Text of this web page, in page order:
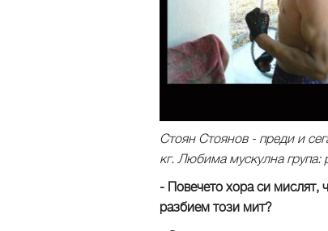
Стоян Стоянов - преди и
кг. Любима мускулна група:
- Повечето хора си мислят,
разбием този мит?